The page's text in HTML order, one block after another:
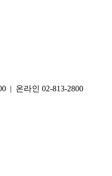
| 온라인 02-813-2800